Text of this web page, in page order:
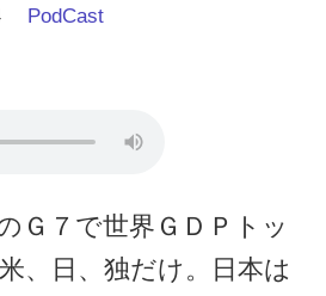
PodCast
Ｇ７で世界ＧＤＰトッ
、日、独だけ。日本は